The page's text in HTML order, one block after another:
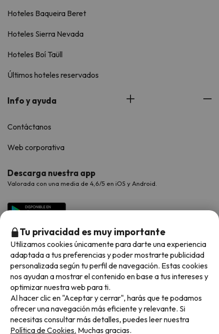
Hoteles Baqueira Beret
Hoteles Sierra Nevada
Hoteles Boí Taüll
Últimos hoteles reservados
Info y ayuda
Contáctanos
Web corporativa
Descarga nuestra app
Valorada con una media de 4,6/5 en iOS y Android.
Métodos de pago disponibles
Tu privacidad es muy importante
Utilizamos cookies únicamente para darte una experiencia
adaptada a tus preferencias y poder mostrarte publicidad
personalizada según tu perfil de navegación. Estas cookies
nos ayudan a mostrar el contenido en base a tus intereses y
optimizar nuestra web para ti.
Al hacer clic en "Aceptar y cerrar", harás que te podamos
ofrecer una navegación más eficiente y relevante. Si
necesitas consultar más detalles, puedes leer nuestra
Política de Cookies. Muchas gracias.